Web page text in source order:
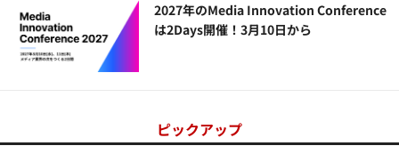
2027年のMedia Innovation Conference
は2Days開催！3月10日から
ピックアップ